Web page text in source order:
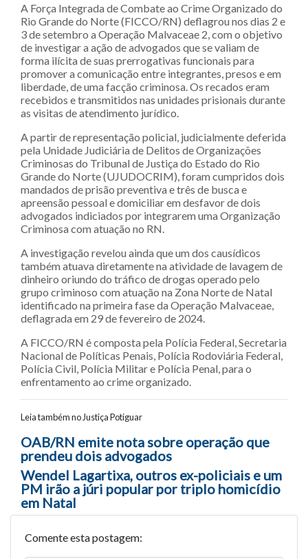
A Força Integrada de Combate ao Crime Organizado do
Rio Grande do Norte (FICCO/RN) deflagrou nos dias 2 e
3 de setembro a Operação Malvaceae 2, com o objetivo
de investigar a ação de advogados que se valiam de
forma ilícita de suas prerrogativas funcionais para
promover a comunicação entre integrantes, presos e em
liberdade, de uma facção criminosa. Os recados eram
recebidos e transmitidos nas unidades prisionais durante
as visitas de atendimento jurídico.
A partir de representação policial, judicialmente deferida
pela Unidade Judiciária de Delitos de Organizações
Criminosas do Tribunal de Justiça do Estado do Rio
Grande do Norte (UJUDOCRIM), foram cumpridos dois
mandados de prisão preventiva e três de busca e
apreensão pessoal e domiciliar em desfavor de dois
advogados indiciados por integrarem uma Organização
Criminosa com atuação no RN.
A investigação revelou ainda que um dos causídicos
também atuava diretamente na atividade de lavagem de
dinheiro oriundo do tráfico de drogas operado pelo
grupo criminoso com atuação na Zona Norte de Natal
identificado na primeira fase da Operação Malvaceae,
deflagrada em 29 de fevereiro de 2024.
A FICCO/RN é composta pela Polícia Federal, Secretaria
Nacional de Políticas Penais, Polícia Rodoviária Federal,
Polícia Civil, Polícia Militar e Polícia Penal, para o
enfrentamento ao crime organizado.
Leia também no Justiça Potiguar
Navegação entre posts
OAB/RN emite nota sobre operação que
prendeu dois advogados
Wendel Lagartixa, outros ex-policiais e um
PM irão a júri popular por triplo homicídio
em Natal
Comente esta postagem: